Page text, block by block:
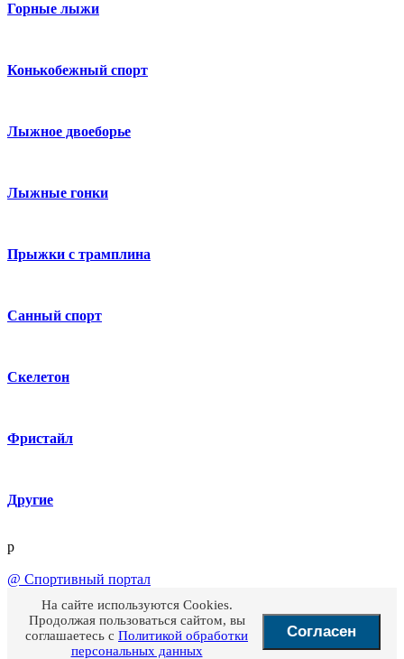
Горные лыжи
Конькобежный спорт
Лыжное двоеборье
Лыжные гонки
Прыжки с трамплина
Санный спорт
Скелетон
Фристайл
Другие
p
@ Спортивный портал
На сайте используются Cookies.
Продолжая пользоваться сайтом, вы
соглашаетесь с Политикой обработки
персональных данных
Согласен